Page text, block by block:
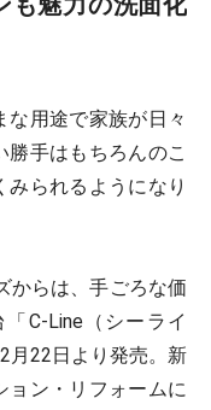
用途で家族が日々
手はもちろんのこ
られるようになり
からは、手ごろな価
C-Line（シーライ
月22日より発売。新
ョン・リフォームに